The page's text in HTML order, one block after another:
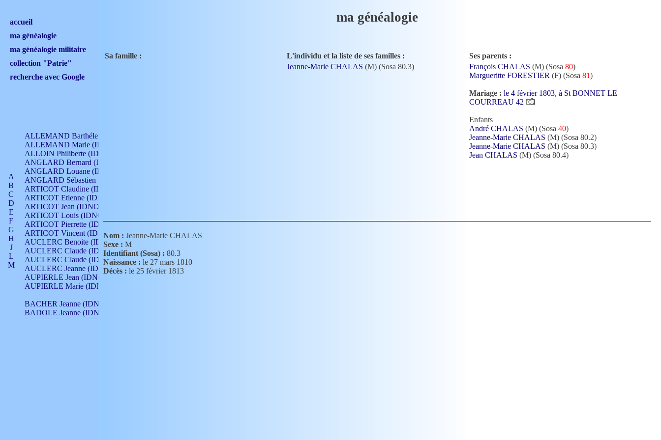
ma généalogie
accueil
ma généalogie
ma généalogie militaire
collection "Patrie"
recherche avec Google
A
B
C
D
E
F
G
H
J
L
M
ALLEMAND Barthélemy (IDNO 330)
ALLEMAND Marie (IDNO 165)
ALLOIN Philiberte (IDNO 449)
ANGLARD Bernard (IDNO 4)
ANGLARD Louane (IDNO 4)
ANGLARD Sébastien (IDNO 4)
ARTICOT Claudine (IDNO 105)
ARTICOT Etienne (IDNO 420)
ARTICOT Jean (IDNO 210)
ARTICOT Louis (IDNO 420)
ARTICOT Pierrette (IDNO 210)
ARTICOT Vincent (IDNO 210)
AUCLERC Benoite (IDNO 451)
AUCLERC Claude (IDNO 902)
AUCLERC Claude (IDNO 902)
AUCLERC Jeanne (IDNO 199)
AUPIERLE Jean (IDNO 954)
AUPIERLE Marie (IDNO )
BACHER Jeanne (IDNO )
BADOLE Jeanne (IDNO 867)
BAILLY Etiennette (IDNO )
Sa famille : L'individu et la liste de ses familles :
Ses parents :
Jeanne-Marie CHALAS (M) (Sosa 80.3) François CHALAS (M) (Sosa 80)
Margueritte FORESTIER (F) (Sosa 81)
Mariage : le 4 février 1803, à St BONNET LE
COURREAU 42
Enfants
André CHALAS (M) (Sosa 40)
Jeanne-Marie CHALAS (M) (Sosa 80.2)
Jeanne-Marie CHALAS (M) (Sosa 80.3)
Jean CHALAS (M) (Sosa 80.4)
Nom : Jeanne-Marie CHALAS
Sexe : M
Identifiant (Sosa) : 80.3
Naissance : le 27 mars 1810
Décès : le 25 février 1813